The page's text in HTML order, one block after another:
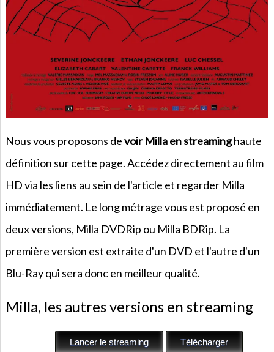
Nous vous proposons devoir Milla en streaminghaute
définition sur cette page. Accédez directement au film
HD via les liens au sein de l'article et regarder Milla
immédiatement. Le long métrage vous est proposé en
deux versions, Milla DVDRip ou Milla BDRip. La
première version est extraite d'un DVD et l'autre d'un
Blu-Ray qui sera donc en meilleur qualité.
Milla, les autres versions en streaming